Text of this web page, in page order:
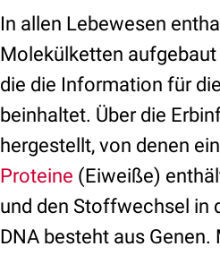
In allen Lebewesen
Molekülketten
die die Information für
beinhaltet. Über die
hergestellt, von denen
Proteine (Eiweiße)
und den Stoffwechsel in
DNA besteht aus